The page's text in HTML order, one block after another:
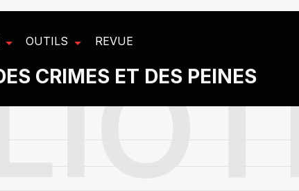
OUTILS REVUE
CRIMES ET DES PEINES